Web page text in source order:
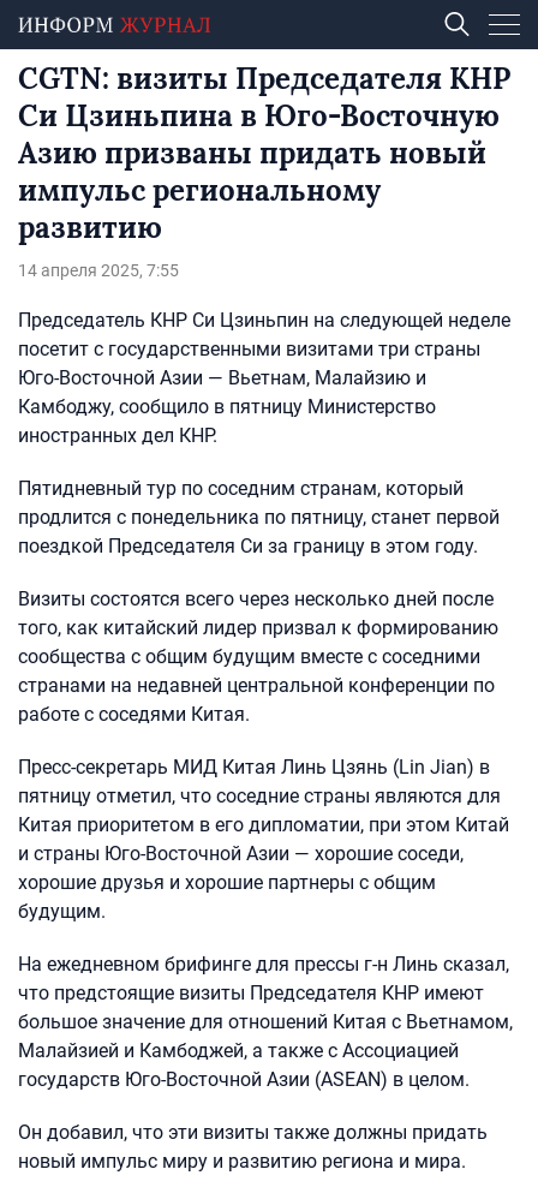
CGTN: визиты Председателя КНР
Си Цзиньпина в Юго-Восточную
Азию призваны придать новый
импульс региональному
развитию
14 апреля 2025, 7:55
Председатель КНР Си Цзиньпин на следующей неделе
посетит с государственными визитами три страны
Юго-Восточной Азии — Вьетнам, Малайзию и
Камбоджу, сообщило в пятницу Министерство
иностранных дел КНР.
Пятидневный тур по соседним странам, который
продлится с понедельника по пятницу, станет первой
поездкой Председателя Си за границу в этом году.
Визиты состоятся всего через несколько дней после
того, как китайский лидер призвал к формированию
сообщества с общим будущим вместе с соседними
странами на недавней центральной конференции по
работе с соседями Китая.
Пресс-секретарь МИД Китая Линь Цзянь (Lin Jian) в
пятницу отметил, что соседние страны являются для
Китая приоритетом в его дипломатии, при этом Китай
и страны Юго-Восточной Азии — хорошие соседи,
хорошие друзья и хорошие партнеры с общим
будущим.
На ежедневном брифинге для прессы г-н Линь сказал,
что предстоящие визиты Председателя КНР имеют
большое значение для отношений Китая с Вьетнамом,
Малайзией и Камбоджей, а также с Ассоциацией
государств Юго-Восточной Азии (ASEAN) в целом.
Он добавил, что эти визиты также должны придать
новый импульс миру и развитию региона и мира.